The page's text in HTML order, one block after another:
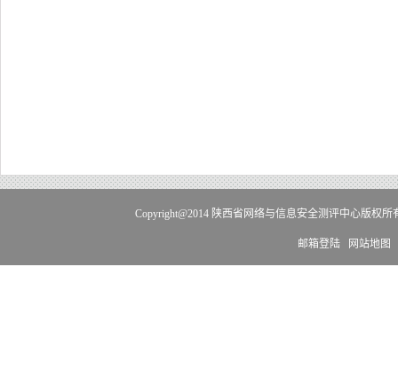
Copyright@2014 陕西省网络与信息安全测评中心版权
邮箱登陆 网站地图